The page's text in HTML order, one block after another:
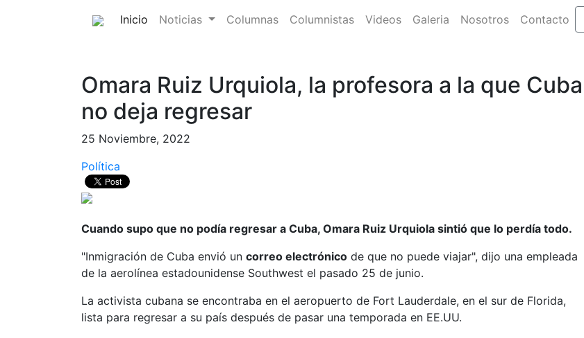
Inicio (current)
Noticias Columnas Columnistas Videos Galeria Nosotros Contacto
Omara Ruiz Urquiola, la profesora a la que Cuba
no deja regresar
25 Noviembre, 2022
Política
Cuando supo que no podía regresar a Cuba, Omara Ruiz Urquiola sintió que lo perdía todo.
"Inmigración de Cuba envió un correo electrónico de que no puede viajar", dijo una empleada
de la aerolínea estadounidense Southwest el pasado 25 de junio.
La activista cubana se encontraba en el aeropuerto de Fort Lauderdale, en el sur de Florida,
lista para regresar a su país después de pasar una temporada en EE.UU.